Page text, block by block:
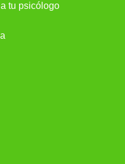
tu psicólogo